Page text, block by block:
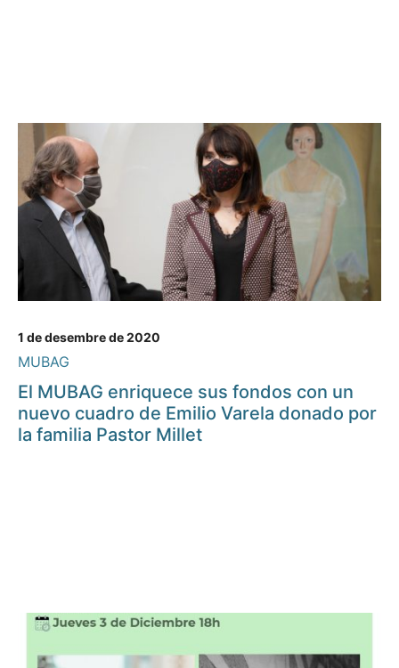
1 de desembre de 2020
MUBAG
El MUBAG enriquece sus fondos con un
nuevo cuadro de Emilio Varela donado por
la familia Pastor Millet